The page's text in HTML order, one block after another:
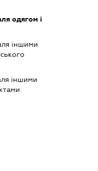
одягом і
іншими
іншими